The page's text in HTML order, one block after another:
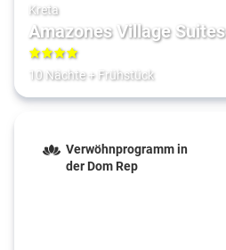
Kreta
Amazones Village Suites
4
10 Nächte+ Frühstück
Verwöhnprogramm in
der Dom Rep